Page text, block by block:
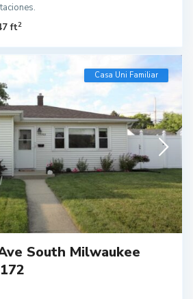
ft2
Casa Uni Familiar
South Milwaukee